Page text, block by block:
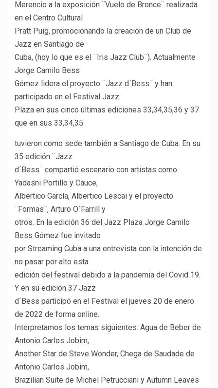
Merencio a la exposición ¨Vuelo de Bronce¨ realizada
en el Centro Cultural
Pratt Puig, promocionando la creación de un Club de
Jazz en Santiago de
Cuba, (hoy lo que es el ¨Iris Jazz Club¨). Actualmente
Jorge Camilo Bess
Gómez lidera el proyecto ¨Jazz d´Bess¨ y han
participado en el Festival Jazz
Plaza en sus cinco últimas ediciones 33,34,35,36 y 37
que en sus 33,34,35
tuvieron como sede también a Santiago de Cuba. En su
35 edición ¨Jazz
d´Bess¨ compartió escenario con artistas como
Yadasni Portillo y Cauce,
Albertico García, Albertico Lescai y el proyecto
¨Formas¨, Arturo O´Farrill y
otros. En la edición 36 del Jazz Plaza Jorge Camilo
Bess Gómez fue invitado
por Streaming Cuba a una entrevista con la intención de
no pasar por alto esta
edición del festival debido a la pandemia del Covid 19.
Y en su edición 37 Jazz
d´Bess participó en el Festival el jueves 20 de enero
de 2022 de forma online.
Interpretamos los temas siguientes: Agua de Beber de
Antonio Carlos Jobim,
Another Star de Steve Wonder, Chega de Saudade de
Antonio Carlos Jobim,
Brazilian Suite de Michel Petrucciani y Autumn Leaves